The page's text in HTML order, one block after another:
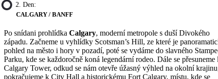
2. Den:
CALGARY / BANFF
Po snídani prohlídka Calgary, moderní metropole s duší Divokého
západu. Začneme u vyhlídky Scotsman’s Hill, ze které je
pohled na město i hory v pozadí, poté se vydáme do slavného
Parku, kde se každoročně koná legendární rodeo. Dále se přesuneme
Calgary Tower, odkud se nám otevře úžasný výhled na okolní
pokračujeme k City Hall a historickému Fort Calgary, místu, kde se